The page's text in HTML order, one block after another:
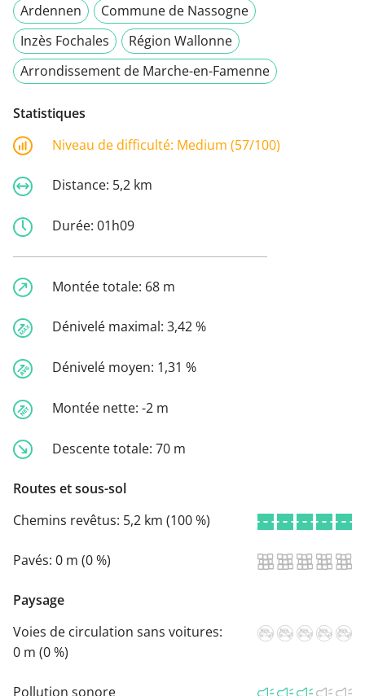
Ardennen
Commune de Nassogne
Inzès Fochales
Région Wallonne
Arrondissement de Marche-en-Famenne
Statistiques
Niveau de difficulté: Medium (57/100)
Distance: 5,2 km
Durée: 01h09
Montée totale: 68 m
Dénivelé maximal: 3,42 %
Dénivelé moyen: 1,31 %
Montée nette: -2 m
Descente totale: 70 m
Routes et sous-sol
Chemins revêtus: 5,2 km (100 %)
Pavés: 0 m (0 %)
Paysage
Voies de circulation sans voitures:
0 m (0 %)
Pollution sonore